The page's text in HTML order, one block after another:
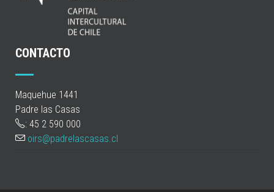
CONTACTO
Maquehue 1441
Padre las Casas
: 45 2 590 000
oirs@padrelascasas.cl